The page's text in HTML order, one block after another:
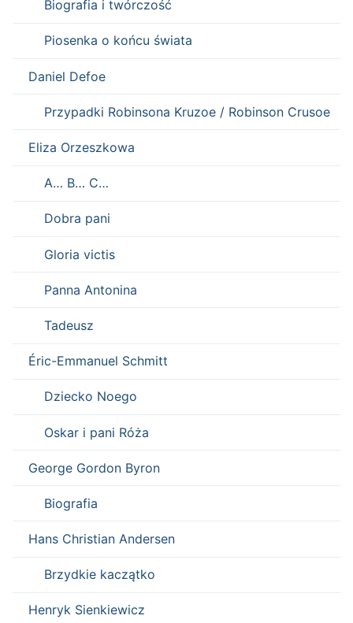
Biografia i twórczość
Piosenka o końcu świata
Daniel Defoe
Przypadki Robinsona Kruzoe / Robinson Crusoe
Eliza Orzeszkowa
A… B… C…
Dobra pani
Gloria victis
Panna Antonina
Tadeusz
Éric-Emmanuel Schmitt
Dziecko Noego
Oskar i pani Róża
George Gordon Byron
Biografia
Hans Christian Andersen
Brzydkie kaczątko
Henryk Sienkiewicz